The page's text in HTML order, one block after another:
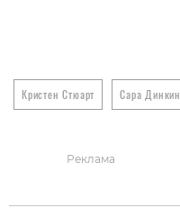
Кристен Стюарт Сара Динкин
Реклама